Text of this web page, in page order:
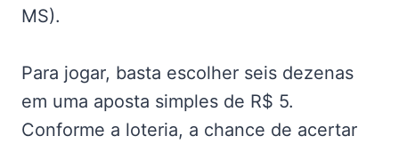
MS).
Para jogar, basta escolher seis dezenas
em uma aposta simples de R$ 5.
Conforme a loteria, a chance de acertar